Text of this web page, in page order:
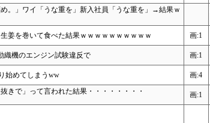
。」ワイ「うな重を」新入社員「うな重を」→結果ｗ
姜を巻いて食べた結果ｗｗｗｗｗｗｗｗｗｗ 画:1
織機のエンジン試験違反で 画:1
始めてしまうww 画:4
きで」って言われた結果・・・・・・・・ 画:1